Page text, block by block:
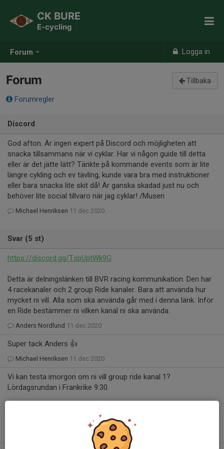
Forum Logga in
CK BURE
E-cycling
Forum Tillbaka
Forumregler
Discord
God afton. Är ingen expert på Discord och möjligheten att
snacka tillsammans när vi cyklar. Har vi någon guide till detta
eller är det jätte lätt? Tänkte på kommande events som är lite
längre cykling och ev tävling, kunde vara bra med instruktioner
eller bara snacka lite skit då! Är ganska skadad just nu och
behöver lite social tillvaro när jag cyklar! /Musen
Michael Henriksen 11 dec 2020
Svar (5 st)
https://discord.gg/TspUptWk9G
Detta är delningslänken till BVR racing kommunikation. Den har
4 racekanaler och 2 group Ride kanaler. Bara att använda hur
mycket ni vill. Alla som ska använda går med i denna länk. Inför
en Ride bestämmer ni vilken kanal ni ska använda.
Anders Nordlund 11 dec 2020
Super tack Anders 👍
Michael Henriksen 11 dec 2020
Vi kan testa imorgon om ni vill group ride kanal 1?
Lördagsrundan i Frankrike 9:30.
11 dec 2020